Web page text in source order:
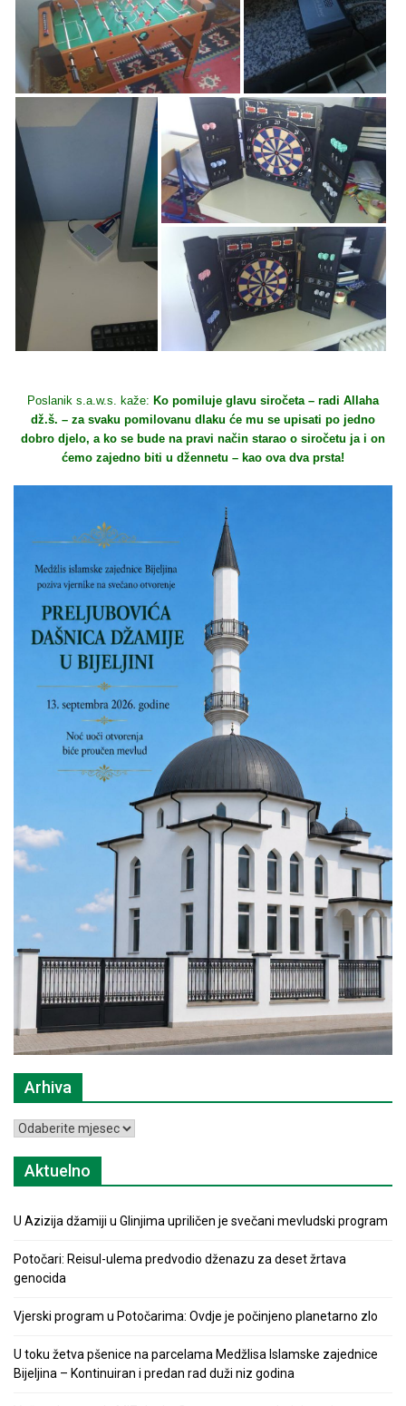
Poslanik s.a.w.s. kaže: Ko pomiluje glavu siročeta – radi Allaha
dž.š. – za svaku pomilovanu dlaku će mu se upisati po jedno
dobro djelo, a ko se bude na pravi način starao o siročetu ja i on
ćemo zajedno biti u džennetu – kao ova dva prsta!
Arhiva
Arhiva
Aktuelno
U Azizija džamiji u Glinjima upriličen je svečani mevludski program
Potočari: Reisul-ulema predvodio dženazu za deset žrtava
genocida
Vjerski program u Potočarima: Ovdje je počinjeno planetarno zlo
U toku žetva pšenice na parcelama Medžlisa Islamske zajednice
Bijeljina – Kontinuiran i predan rad duži niz godina